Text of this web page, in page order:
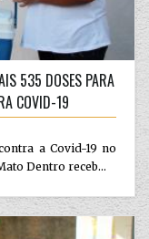
535 DOSES PARA
COVID-19
a Covid-19 no
Dentro receb...